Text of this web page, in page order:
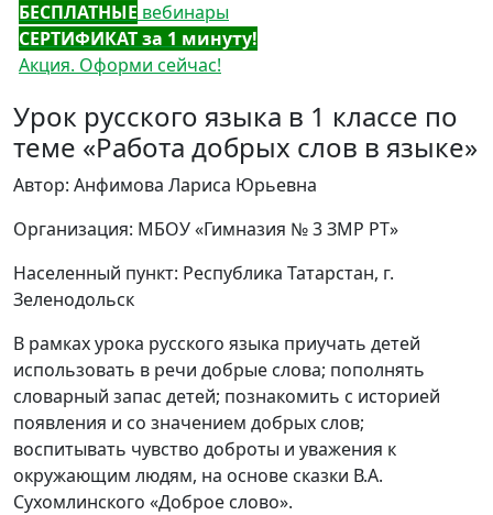
БЕСПЛАТНЫЕ вебинары
СЕРТИФИКАТ за 1 минуту!
Акция. Оформи сейчас!
Урок русского языка в 1 классе по
теме «Работа добрых слов в языке»
Автор: Анфимова Лариса Юрьевна
Организация: МБОУ «Гимназия № 3 ЗМР РТ»
Населенный пункт: Республика Татарстан, г.
Зеленодольск
В рамках урока русского языка приучать детей
использовать в речи добрые слова; пополнять
словарный запас детей; познакомить с историей
появления и со значением добрых слов;
воспитывать чувство доброты и уважения к
окружающим людям, на основе сказки В.А.
Сухомлинского «Доброе слово».